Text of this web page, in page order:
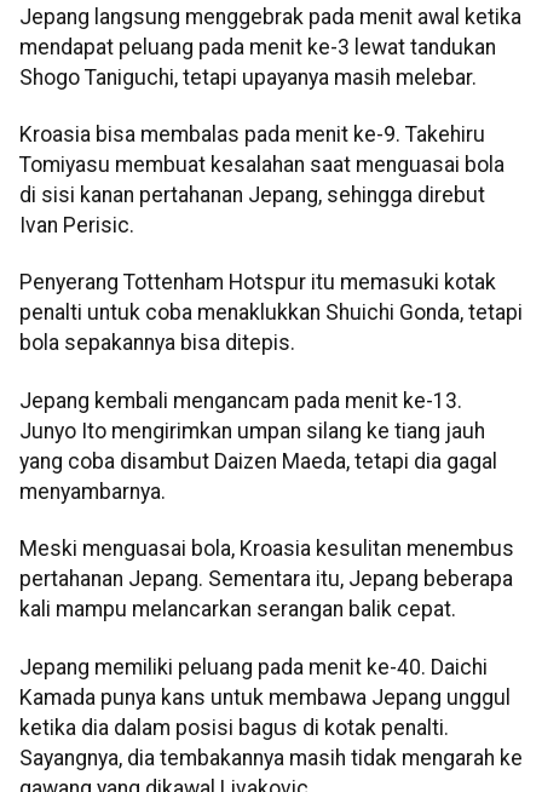
Jepang langsung menggebrak pada menit awal ketika
mendapat peluang pada menit ke-3 lewat tandukan
Shogo Taniguchi, tetapi upayanya masih melebar.
Kroasia bisa membalas pada menit ke-9. Takehiru
Tomiyasu membuat kesalahan saat menguasai bola
di sisi kanan pertahanan Jepang, sehingga direbut
Ivan Perisic.
Penyerang Tottenham Hotspur itu memasuki kotak
penalti untuk coba menaklukkan Shuichi Gonda, tetapi
bola sepakannya bisa ditepis.
Jepang kembali mengancam pada menit ke-13.
Junyo Ito mengirimkan umpan silang ke tiang jauh
yang coba disambut Daizen Maeda, tetapi dia gagal
menyambarnya.
Meski menguasai bola, Kroasia kesulitan menembus
pertahanan Jepang. Sementara itu, Jepang beberapa
kali mampu melancarkan serangan balik cepat.
Jepang memiliki peluang pada menit ke-40. Daichi
Kamada punya kans untuk membawa Jepang unggul
ketika dia dalam posisi bagus di kotak penalti.
Sayangnya, dia tembakannya masih tidak mengarah ke